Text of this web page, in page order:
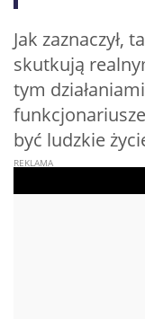
Jak zaznaczył,
skutkują
tym
być ludzkie